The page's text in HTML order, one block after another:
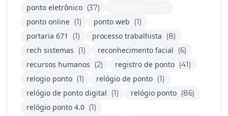
ponto eletrônico (37)
ponto online (1) ponto web (1)
portaria 671 (1) processo trabalhista (8)
rech sistemas (1) reconhecimento facial (6)
recursos humanos (2) registro de ponto (41)
relogio ponto (1) relógio de ponto (1)
relógio de ponto digital (1) relógio ponto (86)
relógio ponto 4.0 (1)